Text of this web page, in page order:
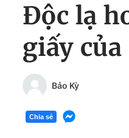
Độc lạ
giấy
Bảo Kỳ
Chia sẻ